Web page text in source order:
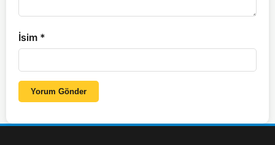
İsim *
Yorum Gönder